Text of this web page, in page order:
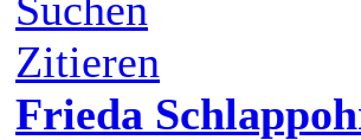
Zitieren
Frieda